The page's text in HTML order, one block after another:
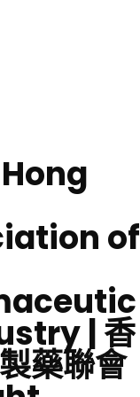
of
| 香
藥聯會